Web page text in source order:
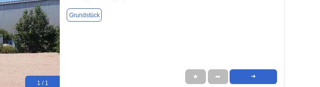
1 / 1
Grundstück
★ ➦ ➜